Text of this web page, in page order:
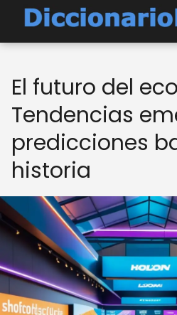
El futuro del
Tendencias
predicciones
historia